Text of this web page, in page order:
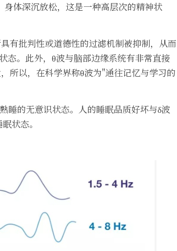
体深沉放松，这是一种高层次的精神状
有批判性或道德性的过滤机制被抑制，从而
态。此外，θ波与脑部边缘系统有非常直接
所以，在科学界称θ波为"通往记忆与学习的
睡的无意识状态。人的睡眠品质好坏与δ波
状态。